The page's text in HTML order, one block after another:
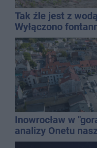
Tak źle jest z
Wyłączono
dolewkę
Inowrocław w
analizy Onetu
najbardziej